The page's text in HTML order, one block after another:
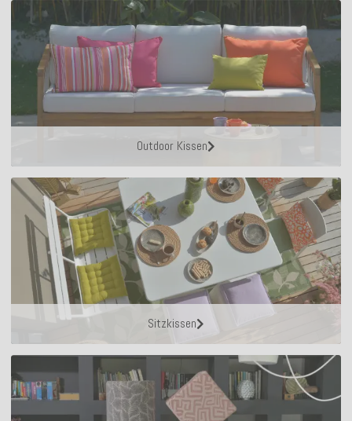
Outdoor Kissen
Sitzkissen